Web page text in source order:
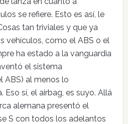
se refiere. Esto es así, le
tan triviales y que ya
vehículos, como el ABS o el
ha estado a la vanguardia
el sistema
ABS) al menos lo
sí, el airbag, es suyo. Allá
alemana presentó el
S con todos los adelantos